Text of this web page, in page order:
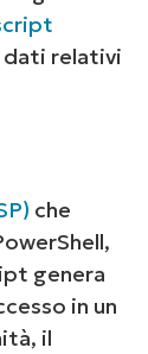
dati relativi
che
genera
in un
il